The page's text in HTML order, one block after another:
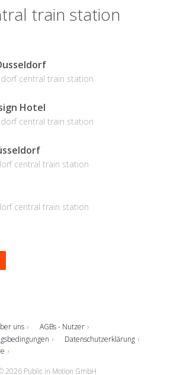
train station
central train station
Hotel
central train station
central train station
central train station
uns
AGBs - Nutzer
Datenschutzerklärung
2026 Public in Motion GmbH